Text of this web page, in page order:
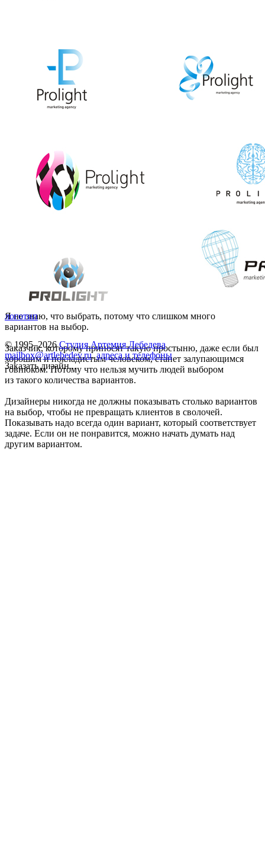
Я не знаю, что выбрать, потому что слишком много
вариантов на выбор.
Заказчик, которому приносят такую простыню, даже если был
хорошим и покладистым человеком, станет залупающимся
говнюком. Потому что нельзя мучить людей выбором
из такого количества вариантов.
Дизайнеры никогда не должны показывать столько вариантов
на выбор, чтобы не превращать клиентов в сволочей.
Показывать надо всегда один вариант, который соответствует
задаче. Если он не понравится, можно начать думать над
другим вариантом.
логотип
© 1995–2026 Студия Артемия Лебедева
mailbox@artlebedev.ru, адреса и телефоны
Заказать дизайн...